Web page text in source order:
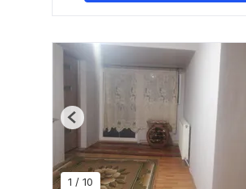
1 / 10
Previous